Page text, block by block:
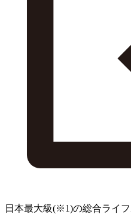
日本最大級(※1)の総合ライ